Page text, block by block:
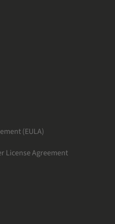
(EULA)
License Agreement